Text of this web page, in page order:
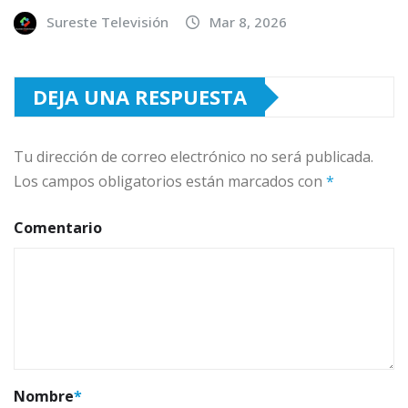
Sureste Televisión Mar 8, 2026
DEJA UNA RESPUESTA
Tu dirección de correo electrónico no será publicada.
Los campos obligatorios están marcados con *
Comentario
Nombre*